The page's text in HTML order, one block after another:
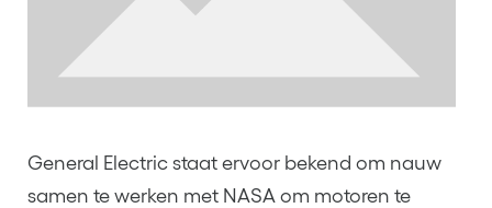
General Electric staat ervoor bekend om nauw
samen te werken met NASA om motoren te